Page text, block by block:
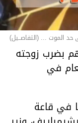
الموت ... (التفاصــيل)
بضرب زوجته
في
في قاعة